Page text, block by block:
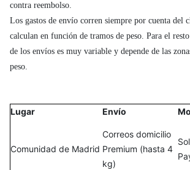
contra reembolso.
Los gastos de envío corren siempre por cuenta del
calculan en función de tramos de peso. Para el
de los envíos es muy variable y depende de las
peso.
Lugar Envío
Comunidad de Madrid
Correos domicilio
Premium (hasta 4
kg)